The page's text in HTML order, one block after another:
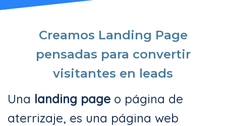
Creamos Landing Page
pensadas para convertir
visitantes en leads
Una landing page o página de
aterrizaje, es una página web